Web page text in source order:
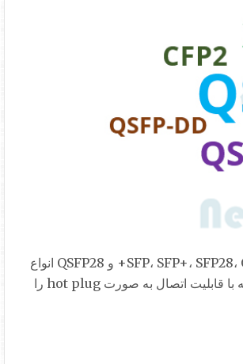
تفاوت بین SFP، SFP+، SFP28، QSFP+ و QSFP28 چیست؟ SFP، SFP+، SFP28، QSFP+ و QSFP28 انواع
مختلف transceiver نوری هستند. و همه آنها ماژول های رابط شبکه با قابلیت اتصال به صورت hot plug را